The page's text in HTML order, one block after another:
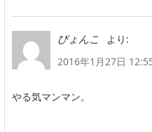
びょんこ
より:
2016年1月27日
やる気マンマン。